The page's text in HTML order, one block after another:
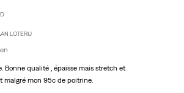
LOTERIJ
Bonne qualité , épaisse mais stretch et
malgré mon 95c de poitrine.